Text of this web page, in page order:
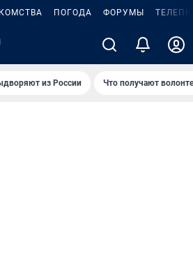
ПОГОДА ФОРУМЫ
из России Что получают